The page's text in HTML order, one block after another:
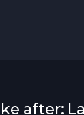
after: